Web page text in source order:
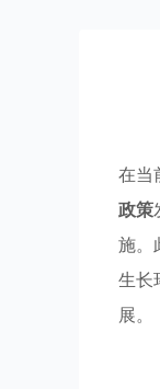
在当
政策
施。
生长
展。